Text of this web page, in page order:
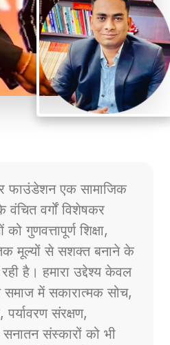
फाउंडेशन एक सामाजिक
वर्गों विशेषकर
गुणवत्तापूर्ण शिक्षा,
मूल्यों से सशक्त बनाने के
है। हमारा उद्देश्य केवल
समाज में सकारात्मक सोच,
संरक्षण,
संस्कारों को भी